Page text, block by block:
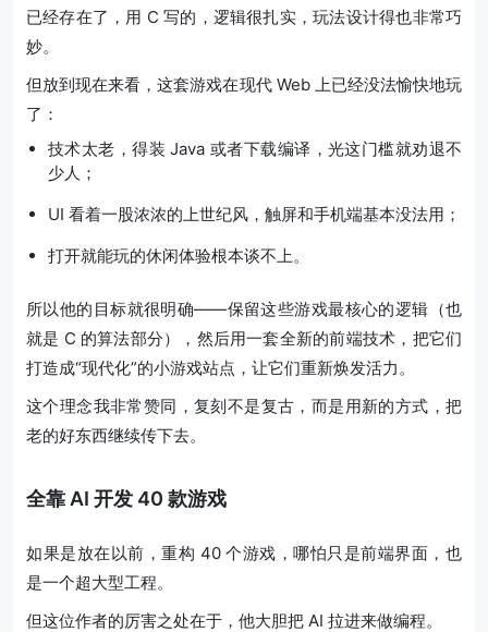
已经存在了，用 C 写的，逻辑很扎实，玩法设计得也非常巧
妙。
但放到现在来看，这套游戏在现代 Web 上已经没法愉快地玩
了：
技术太老，得装 Java 或者下载编译，光这门槛就劝退不
少人；
UI 看着一股浓浓的上世纪风，触屏和手机端基本没法用；
打开就能玩的休闲体验根本谈不上。
所以他的目标就很明确——保留这些游戏最核心的逻辑（也
就是 C 的算法部分），然后用一套全新的前端技术，把它们
打造成“现代化”的小游戏站点，让它们重新焕发活力。
这个理念我非常赞同，复刻不是复古，而是用新的方式，把
老的好东西继续传下去。
全靠 AI 开发 40 款游戏
如果是放在以前，重构 40 个游戏，哪怕只是前端界面，也
是一个超大型工程。
但这位作者的厉害之处在于，他大胆把 AI 拉进来做编程。